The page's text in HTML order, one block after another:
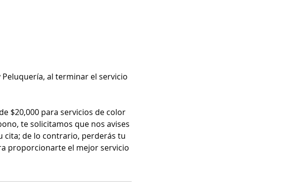
al terminar el servicio
$20,000 para servicios de color
te solicitamos que nos avises
cita; de lo contrario, perderás tu
proporcionarte el mejor servicio